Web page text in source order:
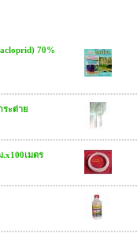
70%
ระต่าย
เมตร